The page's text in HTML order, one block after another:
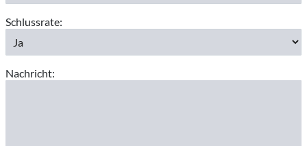
Schlussrate:
Nachricht: